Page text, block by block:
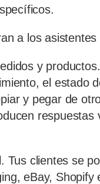
a los
y
el estado
y pegar de
Tus clientes se
eBay,